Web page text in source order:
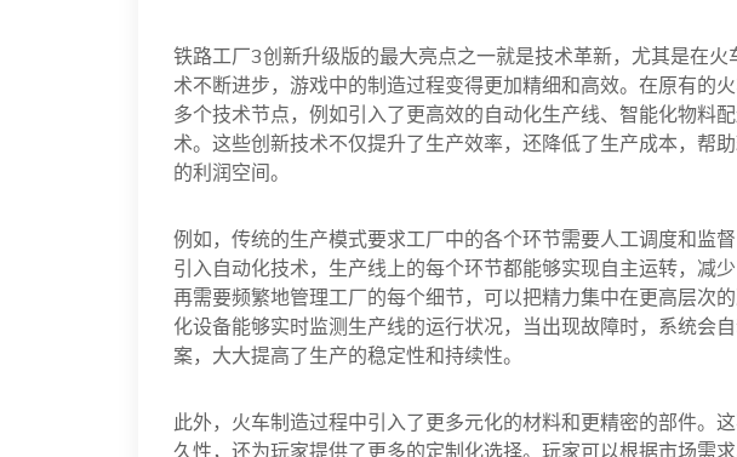
铁路工厂3创新升级版的最大亮点之一就是技术革新，尤其是在火
术不断进步，游戏中的制造过程变得更加精细和高效。在原有的
多个技术节点，例如引入了更高效的自动化生产线、智能化物料
术。这些创新技术不仅提升了生产效率，还降低了生产成本，帮
的利润空间。
例如，传统的生产模式要求工厂中的各个环节需要人工调度和监
引入自动化技术，生产线上的每个环节都能够实现自主运转，减
再需要频繁地管理工厂的每个细节，可以把精力集中在更高层次
化设备能够实时监测生产线的运行状况，当出现故障时，系统会
案，大大提高了生产的稳定性和持续性。
此外，火车制造过程中引入了更多元化的材料和更精密的部件。
久性，还为玩家提供了更多的定制化选择。玩家可以根据市场需